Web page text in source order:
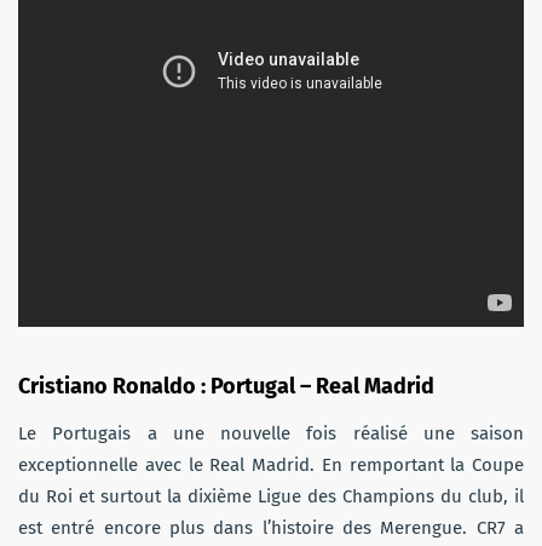
Cristiano Ronaldo : Portugal – Real Madrid
Le Portugais a une nouvelle fois réalisé une saison
exceptionnelle avec le Real Madrid. En remportant la Coupe
du Roi et surtout la dixième Ligue des Champions du club, il
est entré encore plus dans l’histoire des Merengue. CR7 a